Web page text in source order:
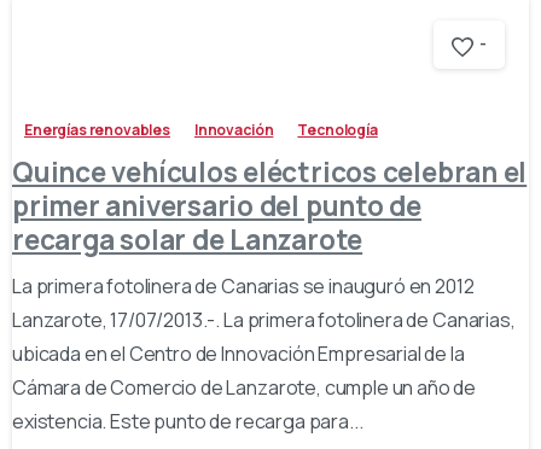
-
Energías renovables Innovación Tecnología
Quince vehículos eléctricos celebran el
primer aniversario del punto de
recarga solar de Lanzarote
La primera fotolinera de Canarias se inauguró en 2012
Lanzarote, 17/07/2013.-. La primera fotolinera de Canarias,
ubicada en el Centro de Innovación Empresarial de la
Cámara de Comercio de Lanzarote, cumple un año de
existencia. Este punto de recarga para...